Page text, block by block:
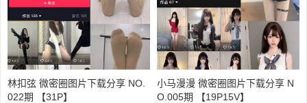
林扣弦 微密圈图片下载分享 NO.
022期 【31P】
小马漫漫 微密圈图片下载分享 N
O.005期 【19P15V】